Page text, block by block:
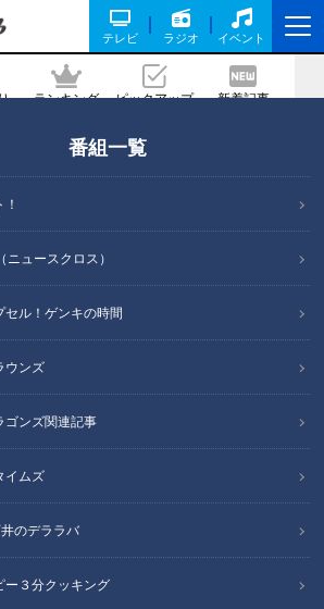
テレビ ラジオ イベント
ランキング ピックアップ 新着記事
番組一覧
ュースクロス）
セル！ゲンキの時間
ウンズ
ゴンズ関連記事
イムズ
のデララバ
ー３分クッキング
生たち 庭造りで培われる
記事に戻る